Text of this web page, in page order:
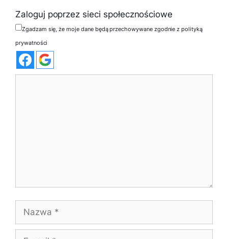
Zaloguj poprzez sieci społecznościowe
Zgadzam się, że moje dane będą przechowywane zgodnie z polityką
prywatności
Nazwa